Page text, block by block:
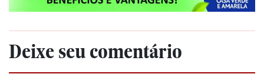
Deixe seu comentário